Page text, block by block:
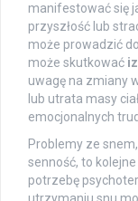
manifestować się
przyszłość lub
może prowadzić
może skutkować
uwagę na zmiany
lub utrata masy
emocjonalnych
Problemy ze
senność, to
potrzebę